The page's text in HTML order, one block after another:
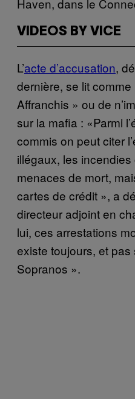
VIDEOS BY VICE
L’acte d’accusation,
dernière, se lit
Affranchis » ou de
sur la mafia : «Parmi
commis on peut citer
illégaux, les
menaces de mort,
cartes de crédit », a
directeur adjoint en
lui, ces arrestations
existe toujours, et
Sopranos ».